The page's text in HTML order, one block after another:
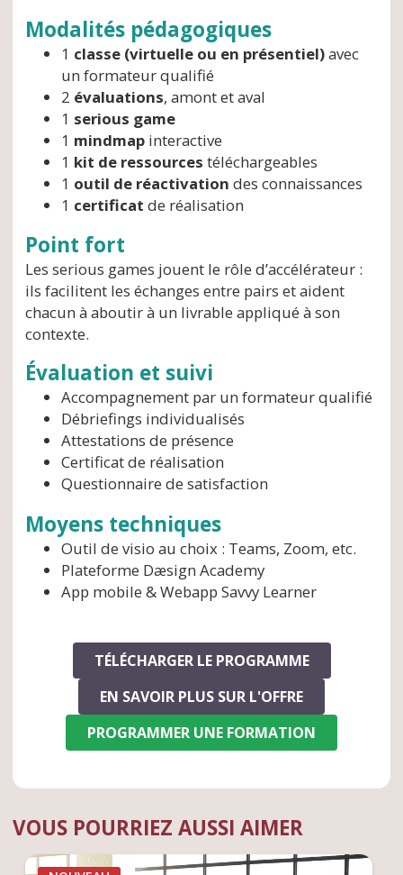
Modalités pédagogiques
1 classe (virtuelle ou en présentiel)avec
un formateur qualifié
2 évaluations, amont et aval
1 serious game
1 mindmap interactive
1 kit de ressources téléchargeables
1 outil de réactivation des connaissances
1 certificat de réalisation
Point fort
Les serious games jouent le rôle d’accélérateur :
ils facilitent les échanges entre pairs et aident
chacun à aboutir à un livrable appliqué à son
contexte.
Évaluation et suivi
Accompagnement par un formateur qualifié
Débriefings individualisés
Attestations de présence
Certificat de réalisation
Questionnaire de satisfaction
Moyens techniques
Outil de visio au choix : Teams, Zoom, etc.
Plateforme Dæsign Academy
App mobile & Webapp Savvy Learner
TÉLÉCHARGER LE PROGRAMME
EN SAVOIR PLUS SUR L'OFFRE
PROGRAMMER UNE FORMATION
VOUS POURRIEZ AUSSI AIMER